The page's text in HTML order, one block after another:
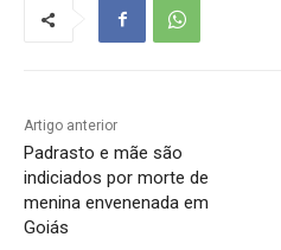
Artigo anterior
Padrasto e mãe são
indiciados por morte de
menina envenenada em
Goiás